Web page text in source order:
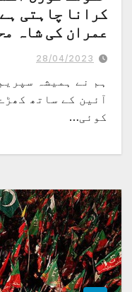
کرانا چاہتی
عمران کی شاہ
کو ہدایت
28/04/2023
ہم نے ہمیشہ
آئین کے ساتھ
کوئی…